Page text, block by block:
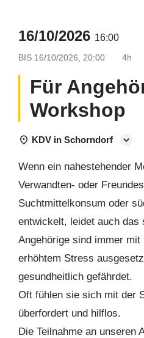
16/10/2026 16:00
BIS 16/10/2026, 20:00 4h
Für
Workshop
KDV in Schorndorf
Wenn ein nahestehender
Verwandten- oder
Suchtmittelkonsum oder
entwickelt, leidet auch das
Angehörige sind immer mit
erhöhtem Stress
gesundheitlich gefährdet.
Oft fühlen sie sich mit der
überfordert und hilflos.
Die Teilnahme an unseren